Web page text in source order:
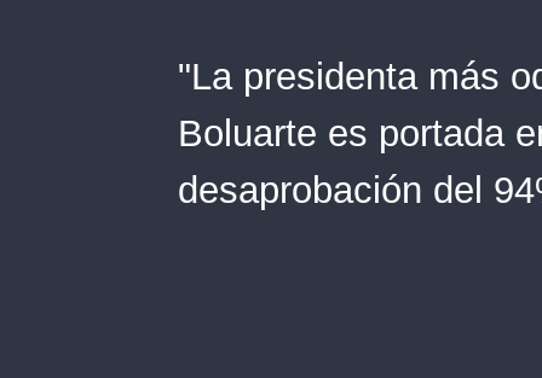
"La presidenta más
Boluarte es portada
desaprobación del